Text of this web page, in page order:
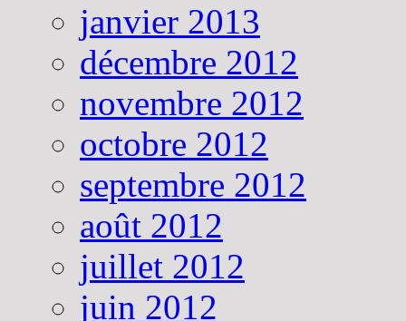
janvier 2013
décembre 2012
novembre 2012
octobre 2012
septembre 2012
août 2012
juillet 2012
juin 2012